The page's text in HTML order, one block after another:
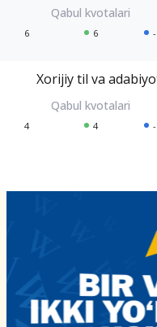
6 6 -
Xorijiy til va
4 4 -